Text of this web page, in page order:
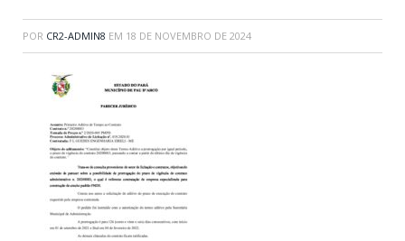
POR CR2-ADMIN8 EM 18 DE NOVEMBRO DE 2024